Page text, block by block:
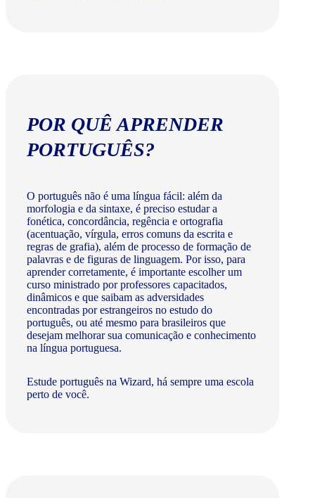
POR QUÊ APRENDER
PORTUGUÊS?
O português não é uma língua fácil: além da
morfologia e da sintaxe, é preciso estudar a
fonética, concordância, regência e ortografia
(acentuação, vírgula, erros comuns da escrita e
regras de grafia), além de processo de formação de
palavras e de figuras de linguagem. Por isso, para
aprender corretamente, é importante escolher um
curso ministrado por professores capacitados,
dinâmicos e que saibam as adversidades
encontradas por estrangeiros no estudo do
português, ou até mesmo para brasileiros que
desejam melhorar sua comunicação e conhecimento
na língua portuguesa.
Estude português na Wizard, há sempre uma escola
perto de você.